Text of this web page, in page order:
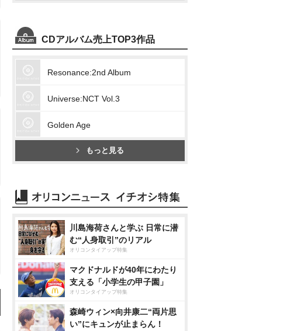
CDアルバム売上TOP3作品
Resonance:2nd Album
Universe:NCT Vol.3
Golden Age
もっと見る
川島海荷さんと学ぶ 日常に潜
む“人身取引”のリアル
オリコンタイアップ特集
マクドナルドが40年にわたり
支える「小学生の甲子園」
オリコンタイアップ特集
森崎ウィン×向井康二“両片思
い”にキュンが止まらん！